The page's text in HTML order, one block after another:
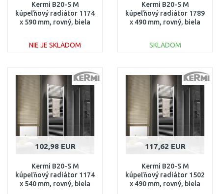
Kermi B20-S M
kúpeľňový radiátor 1174
x 590 mm, rovný, biela
NIE JE SKLADOM
Porovnať
Kermi B20-S M
kúpeľňový radiátor 1789
x 490 mm, rovný, biela
SKLADOM
Porovnať
102,98 EUR
Kermi B20-S M
kúpeľňový radiátor 1174
x 540 mm, rovný, biela
117,62 EUR
Kermi B20-S M
kúpeľňový radiátor 1502
x 490 mm, rovný, biela